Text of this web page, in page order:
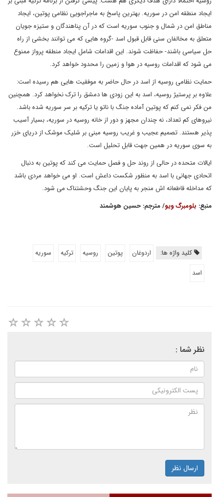
ایجاد منطقه امن در سوریه. بهترین پاسخ به ماجراجویی نظامی پوتین، ایجاد
مناطق امن در شمال و جنوب سوریه است که در آن پناهندگان و ستیزه جویان
متعلق به مخالفان سنی قابل قبول اسد -گروه هایی که می توانند بخشی از راه
حل سیاسی باشند- حفاظت شوند. این اقدامات شامل ایجاد منطقه پرواز ممنوع
می شود که اقدامات روسیه در هوا و زمین را محدود خواهد کرد.
حمایت نظامی روسیه از اسد در حال حاضر به موفقیت هایی هم رسیده است:
علاوه بر پرستیژ روسیه، اسد به این زودی ها دمشق را ترک نخواهد کرد. همچنین
من فکر نمی کنم که پوتین آماده جنگ با ناتو یا ترکیه بر سر سوریه شده باشد.
نیروهای کم تعداد، نه چندان مجهز و دور از خانه روسیه در سوریه، بسیار آسیب
پذیر هستند. تصمیم عجیب و غریب روسیه مبنی بر شلیک موشک از دریای خزر
به سوی سوریه در همین جهت قابل تحلیل است.
ایالات متحده در حالی از روند حل و فصل حمایت می کند که پوتین به دنبال
اتحادی جهانی با اسد به منظور شکست داعش است. او می خواهد مردی باشد
که مداخله قاطعانه اش منجر به پایان این جنگ وحشتناک می شود.
منبع: بلومبرگ ویو/ مترجم: حسین هوشمند
کلید واژه ها: اردوغان پوتين روسيه تركيه
سوريه
اسد
نظر شما :
ارسال نظر